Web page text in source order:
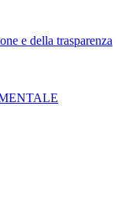
e della trasparenza